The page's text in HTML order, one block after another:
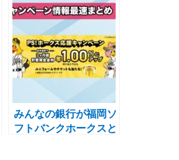
みんなの銀行が福岡ソ
フトバンクホークスと